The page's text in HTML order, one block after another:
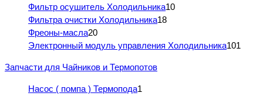
Фильтр осушитель Холодильника10
Фильтра очистки Холодильника18
Фреоны-масла20
Электронный модуль управления Холодильника101
Запчасти для Чайников и Термопотов
Насос ( помпа ) Термопода1